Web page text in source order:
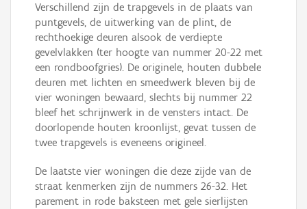
Verschillend zijn de trapgevels in de plaats van
puntgevels, de uitwerking van de plint, de
rechthoekige deuren alsook de verdiepte
gevelvlakken (ter hoogte van nummer 20-22 met
een rondboofgries). De originele, houten dubbele
deuren met lichten en smeedwerk bleven bij de
vier woningen bewaard, slechts bij nummer 22
bleef het schrijnwerk in de vensters intact. De
doorlopende houten kroonlijst, gevat tussen de
twee trapgevels is eveneens origineel.
De laatste vier woningen die deze zijde van de
straat kenmerken zijn de nummers 26-32. Het
parement in rode baksteen met gele sierlijsten